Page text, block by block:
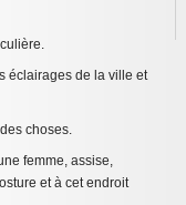
éclairages de la ville et
choses.
femme, assise,
et à cet endroit